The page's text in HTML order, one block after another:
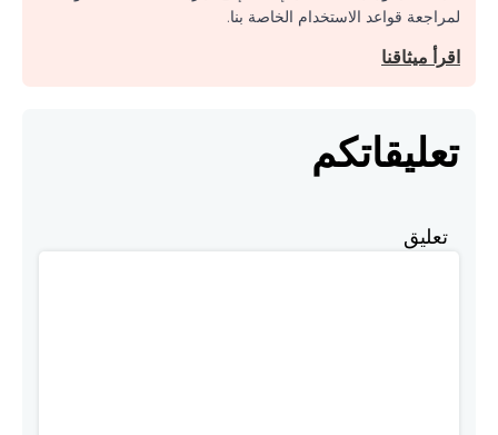
لمراجعة قواعد الاستخدام الخاصة بنا.
اقرأ ميثاقنا
تعليقاتكم
تعليق